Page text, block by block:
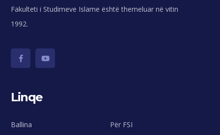
Fakulteti i Studimeve Islame është themeluar në vitin
1992.
Linqe
Ballina Për FSI